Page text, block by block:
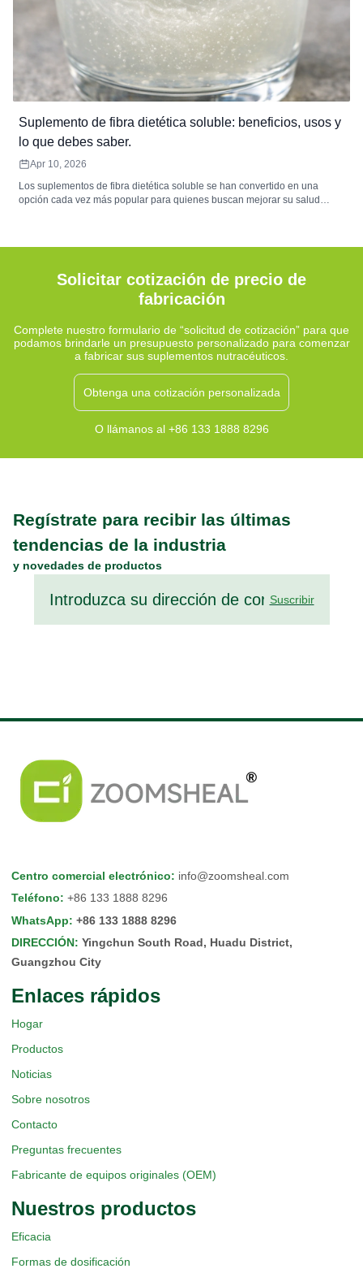
Suplemento de fibra dietética soluble: beneficios, usos y
lo que debes saber.
Apr 10, 2026
Los suplementos de fibra dietética soluble se han convertido en una
opción cada vez más popular para quienes buscan mejorar su salud
beneficios funcionales que complementan una dieta rica en fibra.
Solicitar cotización de precio de
fabricación
Complete nuestro formulario de “solicitud de cotización” para que
podamos brindarle un presupuesto personalizado para comenzar
a fabricar sus suplementos nutracéuticos.
Obtenga una cotización personalizada
O llámanos al +86 133 1888 8296
Regístrate para recibir las últimas
tendencias de la industria
y novedades de productos
Suscribir
Centro comercial electrónico: info@zoomsheal.com
Teléfono: +86 133 1888 8296
WhatsApp: +86 133 1888 8296
DIRECCIÓN: Yingchun South Road, Huadu District,
Guangzhou City
Enlaces rápidos
Hogar
Productos
Noticias
Sobre nosotros
Contacto
Preguntas frecuentes
Fabricante de equipos originales (OEM)
Nuestros productos
Eficacia
Formas de dosificación